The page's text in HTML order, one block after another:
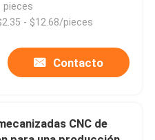
pieces
- $12.68/pieces
Contacto
CNC de